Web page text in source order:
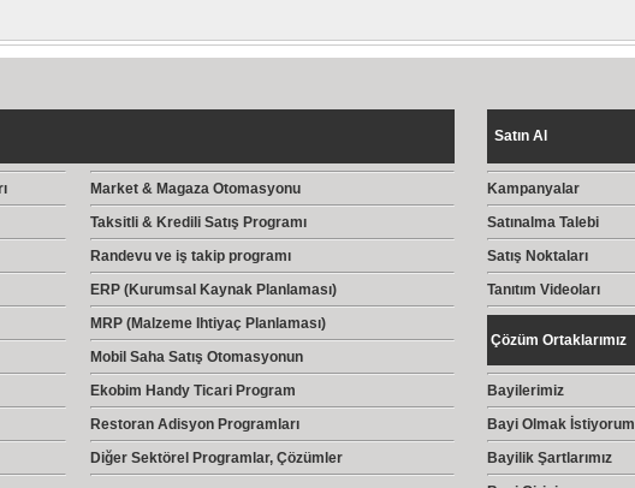
Satın Al
Market & Magaza Otomasyonu Kampanyalar
Taksitli & Kredili Satış Programı Satınalma Talebi
Randevu ve iş takip programı Satış Noktaları
ERP (Kurumsal Kaynak Planlaması) Tanıtım Videoları
MRP (Malzeme Ihtiyaç Planlaması)
Çözüm Ortaklarımız
Mobil Saha Satış Otomasyonun
Ekobim Handy Ticari Program Bayilerimiz
Restoran Adisyon Programları Bayi Olmak İstiyorum
Diğer Sektörel Programlar, Çözümler
Bayilik Şartlarımız